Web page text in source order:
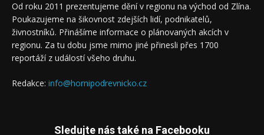
Od roku 2011 prezentujeme dění v regionu na východ od Zlína.
Poukazujeme na šikovnost zdejších lidí, podnikatelů,
živnostníků. Přinášíme informace o plánovaných akcích v
regionu. Za tu dobu jsme mimo jiné přinesli přes 1700
reportáží z událostí všeho druhu.
Redakce: info@hornipodrevnicko.cz
Sledujte nás také na Facebooku